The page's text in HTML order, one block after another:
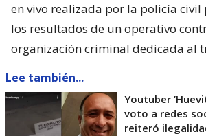
en vivo realizada por la policía
los resultados de un operativo
organización criminal dedicada al
Lee también...
Youtuber
voto a redes
reiteró